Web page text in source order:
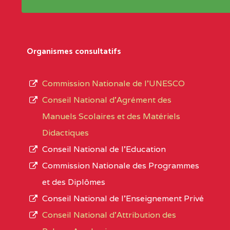
Noms
Localité
Région Noms
AGES COMPREHENSIVE BILINGUAL
SUD-OUEST
AGES COMPREHENSIVE
L’offre d’éducation del’Enseignement
d’immatriculation du mois de septembre
suit :
1950 établissements publics
895 CES dont 86 Bilingues
1055 Lycées dont 351 Bilingues
72 établissements avec section bilingue
Organismes consultatifs
Commission Nationale de l’UNESCO
Conseil National d’Agrément des
Manuels Scolaires et des Matériels
Didactiques
Conseil National de l’Education
Commission Nationale des Programmes
et des Diplômes
Conseil National de l’Enseignement Privé
Conseil National d'Attribution des